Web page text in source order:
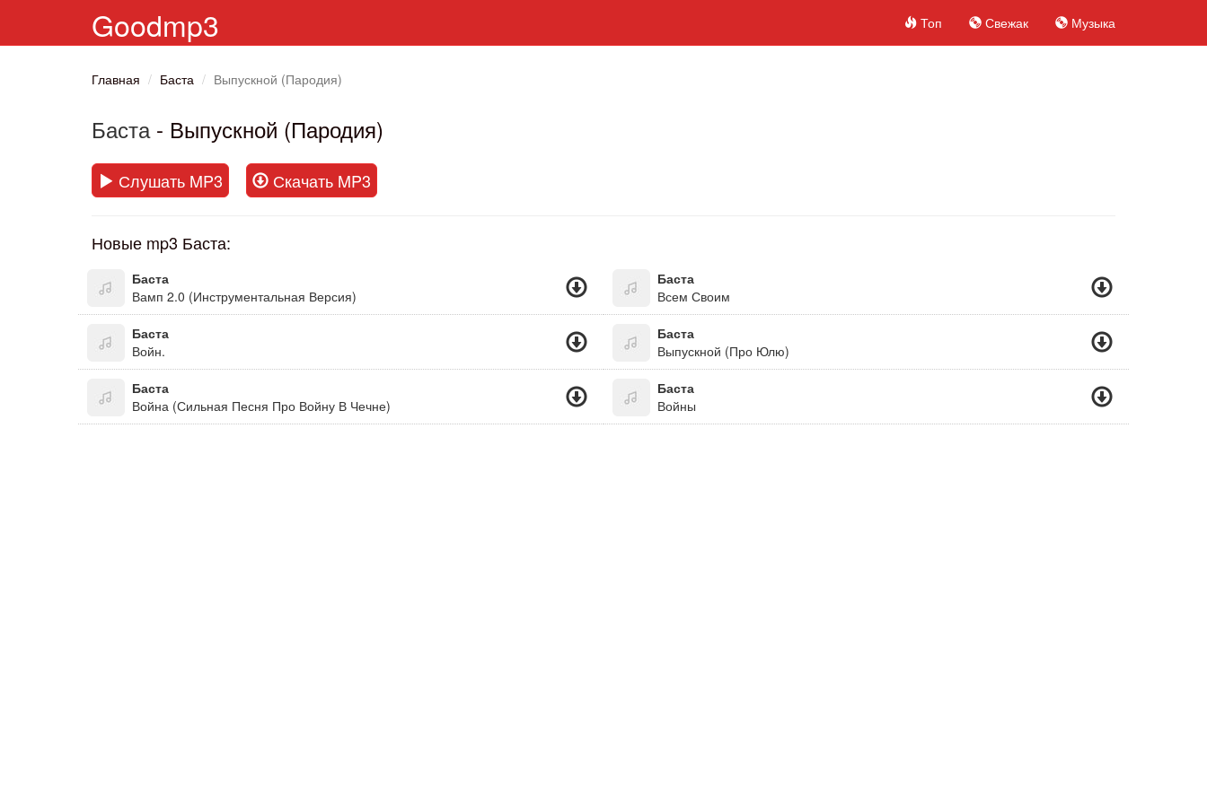
Goodmp3 Топ Свежак Музыка
Главная Баста Выпускной (Пародия)
Баста- Выпускной (Пародия)
Слушать MP3 Скачать MP3
Новые mp3 Баста:
Баста
Вамп 2.0 (Инструментальная Версия)
Баста
Всем Своим
Баста
Войн.
Баста
Выпускной (Про Юлю)
Баста
Война (Сильная Песня Про Войну В Чечне)
Баста
Войны